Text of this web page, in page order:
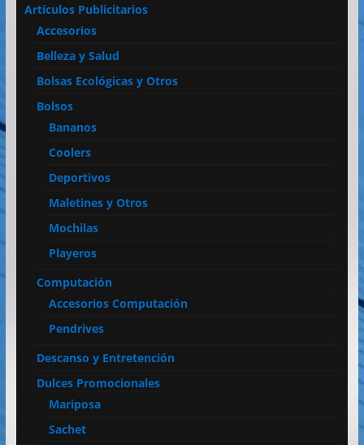
Artículos Publicitarios
Accesorios
Belleza y Salud
Bolsas Ecológicas y Otros
Bolsos
Bananos
Coolers
Deportivos
Maletines y Otros
Mochilas
Playeros
Computación
Accesorios Computación
Pendrives
Descanso y Entretención
Dulces Promocionales
Mariposa
Sachet